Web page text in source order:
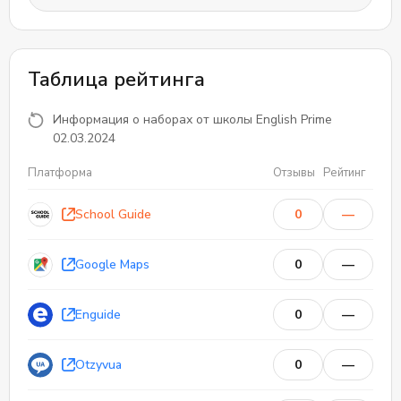
английским языком.
0 Отзывы
Таблица рейтинга
Информация о наборах от школы English Prime
02.03.2024
Платформа Отзывы Рейтинг
School Guide 0 —
Google Maps 0 —
Enguide 0 —
Otzyvua 0 —